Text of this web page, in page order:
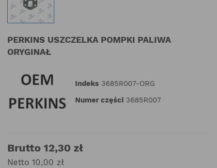
PERKINS USZCZELKA POMPKI PALIWA
ORYGINAŁ
Indeks 3685R007-ORG
Numer części 3685R007
Brutto 12,30 zł
Netto 10,00 zł